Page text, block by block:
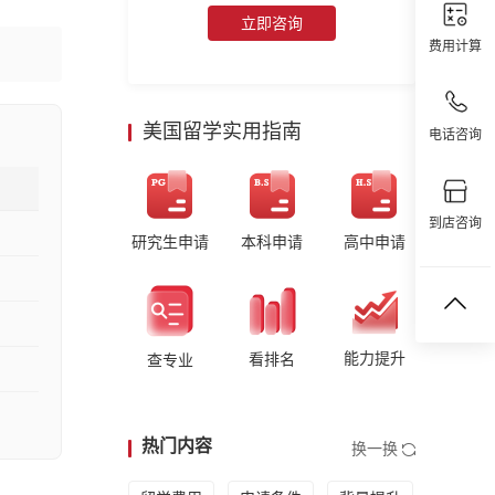
费用计算
电话咨询
到店咨询
立即咨询
美国留学实用指南
研究生申请 本科申请 高中申请
查专业 看排名 能力提升
热门内容 换一换